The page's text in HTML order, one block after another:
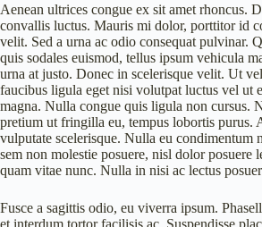
Aenean ultrices congue ex sit amet rhoncus.
convallis luctus. Mauris mi dolor, porttitor id
velit. Sed a urna ac odio consequat pulvinar.
quis sodales euismod, tellus ipsum vehicula
urna at justo. Donec in scelerisque velit. Ut
faucibus ligula eget nisi volutpat luctus vel ut
magna. Nulla congue quis ligula non cursus.
pretium ut fringilla eu, tempus lobortis purus.
vulputate scelerisque. Nulla eu condimentum
sem non molestie posuere, nisl dolor posuere
quam vitae nunc. Nulla in nisi ac lectus
Fusce a sagittis odio, eu viverra ipsum.
et interdum tortor facilisis ac. Suspendisse